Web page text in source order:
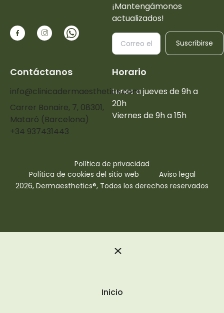
¡Mantengámonos
actualizados!
Suscribirse
Horario
Lunes a jueves de 9h a
20h
Viernes de 9h a 15h
Contáctanos
+34 937431443
info@clinicadermaesthetics.com
Carrer Bonaire, 7, 08301,
Mataró (Barcelona)
Política de privacidad
Política de cookies del sitio web
Aviso legal
2026, Dermaesthetics®, Todos los derechos reservados
Inicio